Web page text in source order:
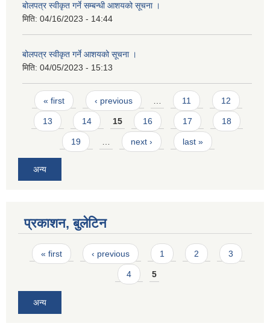
बोलपत्र स्वीकृत गर्ने सम्बन्धी आशयको सूचना ।
मिति: 04/16/2023 - 14:44
बोलपत्र स्वीकृत गर्ने आशयको सूचना ।
मिति: 04/05/2023 - 15:13
Pages
« first ‹ previous 11 12
13 14 15 16 17 18
19 next › last »
अन्य
प्रकाशन, बुलेटिन
Pages
« first ‹ previous 1 2 3
4 5
अन्य